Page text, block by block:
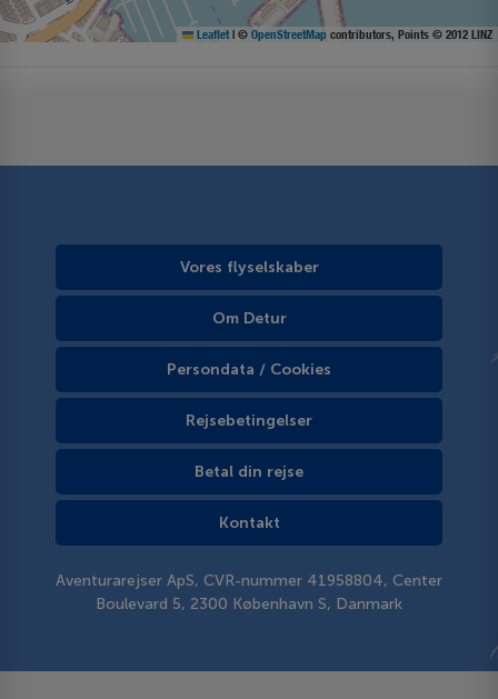
Leaflet | © OpenStreetMap contributors, Points © 2012 LINZ
Vores flyselskaber
Om Detur
Persondata / Cookies
Rejsebetingelser
Betal din rejse
Kontakt
Aventurarejser ApS, CVR-nummer 41958804, Center
Boulevard 5, 2300 København S, Danmark